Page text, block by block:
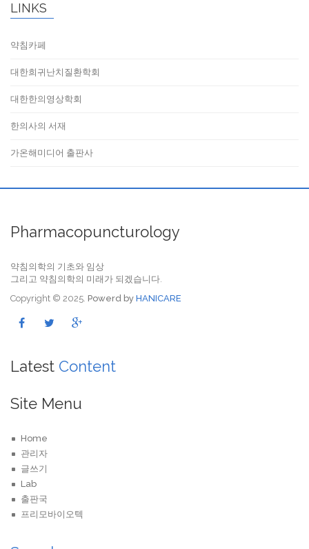
LINKS
약침카페
대한희귀난치질환학회
대한한의영상학회
한의사의 서재
가온해미디어 출판사
Pharmacopuncturology
약침의학의 기초와 임상
그리고 약침의학의 미래가 되겠습니다.
Copyright © 2025. Powerd by HANICARE
Latest Content
Site Menu
Home
관리자
글쓰기
Lab
출판국
프리모바이오텍